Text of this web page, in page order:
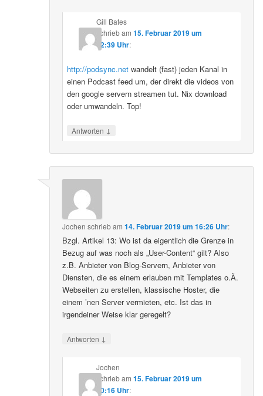
Gill Bates
schriebam 15. Februar 2019 um
12:39 Uhr:
http://podsync.netwandelt (fast) jeden Kanal in
einen Podcast feed um, der direkt die videos von
den google servern streamen tut. Nix download
oder umwandeln. Top!
Antworten ↓
Jochen schriebam14. Februar 2019 um 16:26 Uhr:
Bzgl. Artikel 13: Wo ist da eigentlich die Grenze in
Bezug auf was noch als „User-Content“ gilt? Also
z.B. Anbieter von Blog-Servern, Anbieter von
Diensten, die es einem erlauben mit Templates o.Ä.
Webseiten zu erstellen, klassische Hoster, die
einem ’nen Server vermieten, etc. Ist das in
irgendeiner Weise klar geregelt?
Antworten ↓
Jochen
schriebam 15. Februar 2019 um
10:16 Uhr: